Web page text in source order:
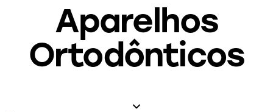
Aparelhos
Ortodônticos